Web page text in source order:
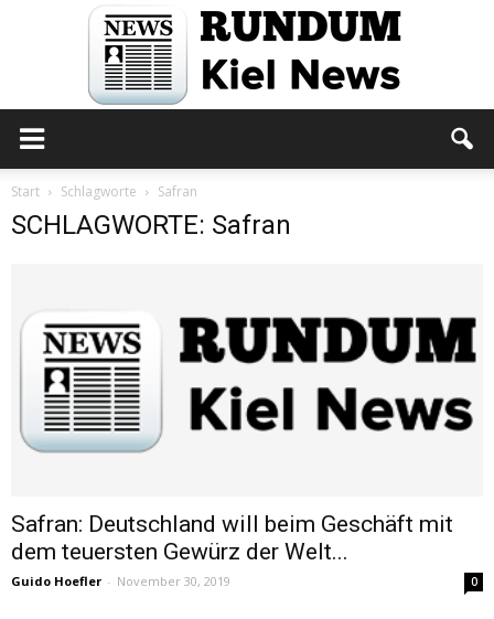
News
Start Schlagworte Safran
SCHLAGWORTE: Safran
Safran: Deutschland will beim Geschäft mit
dem teuersten Gewürz der Welt...
Guido Hoefler - November 30, 2019 0